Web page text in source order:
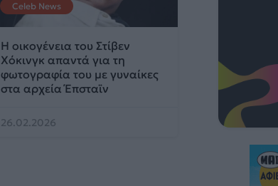
Celeb News
Η οικογένεια του Στίβεν
Χόκινγκ απαντά για τη
φωτογραφία του με γυναίκες
στα αρχεία Έπσταϊν
26.02.2026